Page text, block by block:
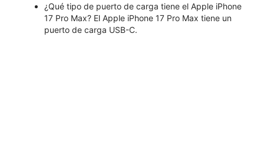
¿Qué tipo de puerto de carga tiene el Apple iPhone
17 Pro Max? El Apple iPhone 17 Pro Max tiene un
puerto de carga USB-C.